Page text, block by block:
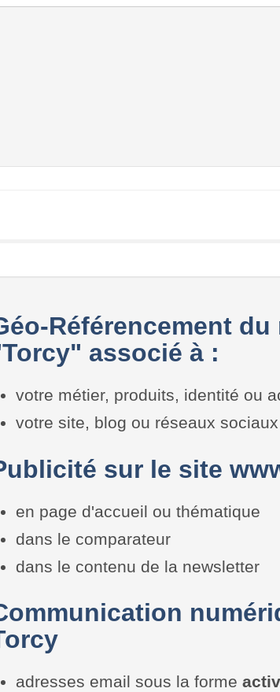
Référencement du
associé à :
votre métier, produits, identité ou
votre site, blog ou réseaux sociaux
sur le site
en page d'accueil ou thématique
dans le comparateur
dans le contenu de la newsletter
adresses email sous la forme